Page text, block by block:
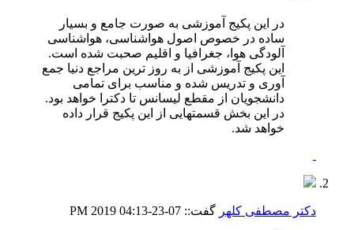
در این پکیج آموزشی به صورت جامع و بسیار
ساده در خصوص اصول هواشناسی، هواشناسی
آلودگی هوا، جغرافیا و اقلیم صحبت شده است.
این پکیج آموزشی از به روز ترین مراجع دنیا جمع
آوری و تدریس شده و مناسب برای تمامی
دانشجویان از مقطع لیسانس تا دکترا خواهد بود.
در این بخش قسمتهایی از این پکیج قرار داده
خواهد شد.
دکتر مصطفی کلهر گفت:: 07-23-2019
04:13 PM